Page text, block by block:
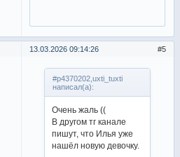
5
13.03.2026 09:14:26
#p4370202,uxti_tuxti
написал(а):
Очень жаль ((
В другом тг канале
пишут, что Илья уже
нашёл новую девочку.